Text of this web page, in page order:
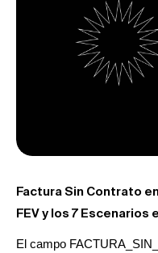
Factura Sin Contrato
FEV y los 7 Escenarios
El campo